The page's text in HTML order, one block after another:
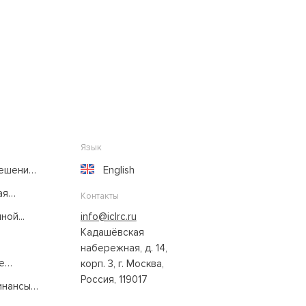
Язык
English
Контакты
info@iclrc.ru
Кадашёвская
набережная, д. 14,
корп. 3, г. Москва,
Россия, 119017